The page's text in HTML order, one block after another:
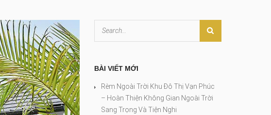
BÀI VIẾT MỚI
Rèm Ngoài Trời Khu Đô Thị Vạn Phúc
– Hoàn Thiện Không Gian Ngoài Trời
Sang Trọng Và Tiện Nghi